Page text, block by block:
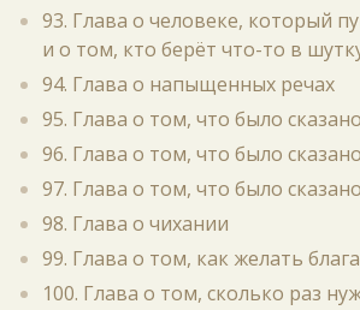
93. Глава о человеке, который
и о том, кто берёт что-то в
94. Глава о напыщенных речах
95. Глава о том, что было
96. Глава о том, что было
97. Глава о том, что было
98. Глава о чихании
99. Глава о том, как желать
100. Глава о том, сколько раз